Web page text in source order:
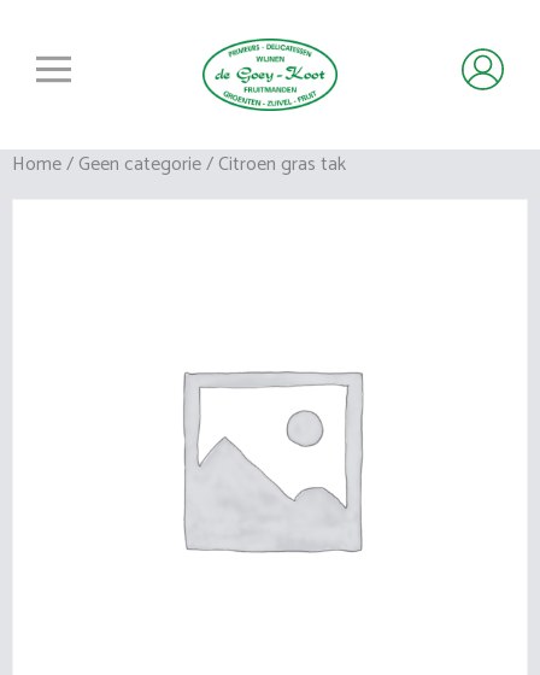
Home/Geen categorie/ Citroen gras tak